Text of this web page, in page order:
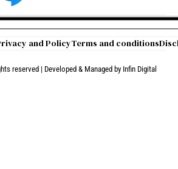
and PolicyTerms and conditions
reserved | Developed & Managed by Infin Digital